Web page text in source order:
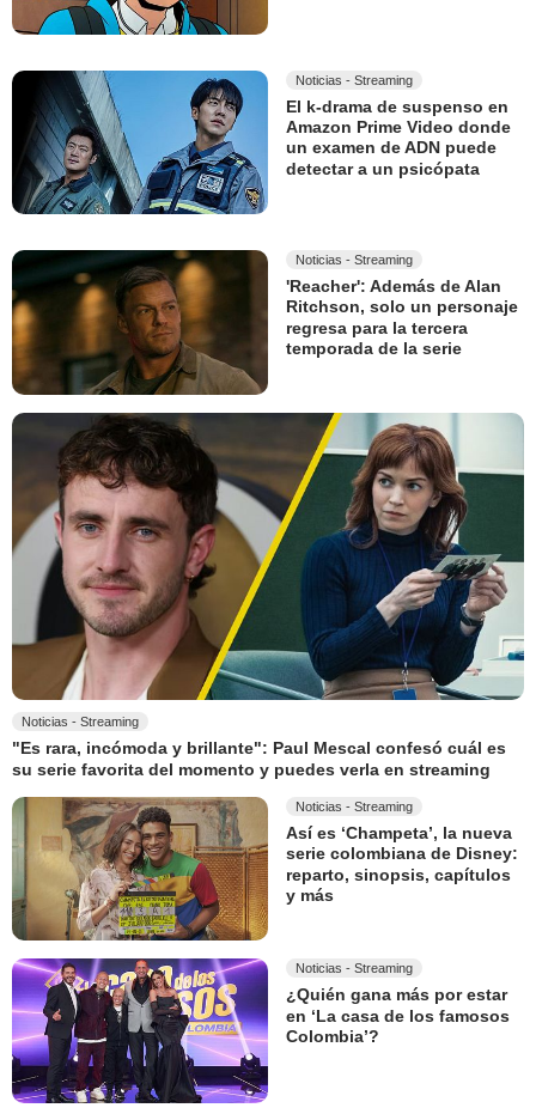
Noticias - Streaming
El k-drama de suspenso en
Amazon Prime Video donde
un examen de ADN puede
detectar a un psicópata
Noticias - Streaming
'Reacher': Además de Alan
Ritchson, solo un personaje
regresa para la tercera
temporada de la serie
Noticias - Streaming
"Es rara, incómoda y brillante": Paul Mescal confesó cuál es
su serie favorita del momento y puedes verla en streaming
Noticias - Streaming
Así es ‘Champeta’, la nueva
serie colombiana de Disney:
reparto, sinopsis, capítulos
y más
Noticias - Streaming
¿Quién gana más por estar
en ‘La casa de los famosos
Colombia’?